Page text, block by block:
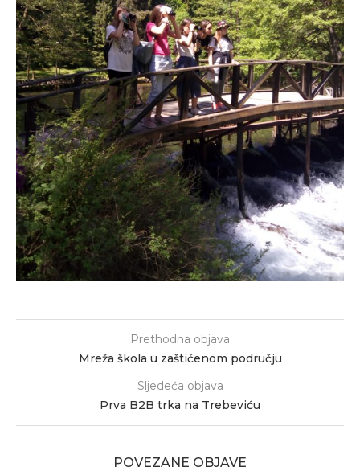
Prethodna objava
Mreža škola u zaštićenom području
Sljedeća objava
Prva B2B trka na Trebeviću
POVEZANE OBJAVE